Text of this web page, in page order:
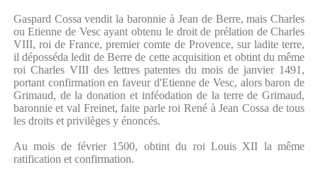
Gaspard Cossa vendit la baronnie à Jean de Berre, mais Charles
ou Etienne de Vesc ayant obtenu le droit de prélation de Charles
VIII, roi de France, premier comte de Provence, sur ladite terre,
il déposséda ledit de Berre de cette acquisition et obtint du même
roi Charles VIII des lettres patentes du mois de janvier 1491,
portant confirmation en faveur d'Etienne de Vesc, alors baron de
Grimaud, de la donation et inféodation de la terre de Grimaud,
baronnie et val Freinet, faite parle roi René à Jean Cossa de tous
les droits et privilèges y énoncés.
Au mois de février 1500, obtint du roi Louis XII la même
ratification et confirmation.